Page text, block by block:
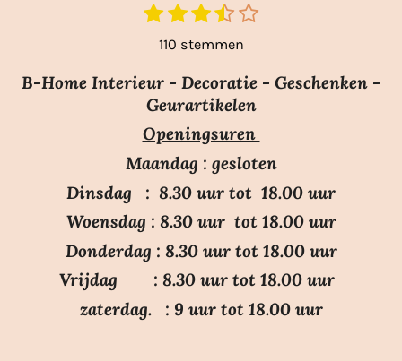
1
e
r
2
s
t
e
r
e
n
3
s
t
e
r
e
n
4
t
e
r
e
n
5
t
e
r
e
n
S
m
110 stemmen
B-Home Interieur - Decoratie - Geschenken -
Geurartikelen
Openingsuren
Maandag : gesloten
Dinsdag : 8.30 uur tot 18.00 uur
Woensdag : 8.30 uur tot 18.00 uur
Donderdag : 8.30 uur tot 18.00 uur
Vrijdag : 8.30 uur tot 18.00 uur
zaterdag. : 9 uur tot 18.00 uur